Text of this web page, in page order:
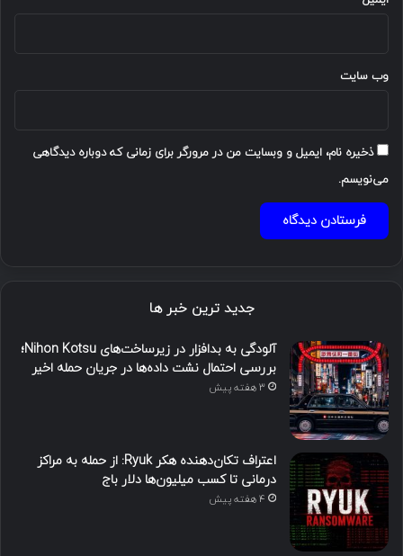
وب‌ سایت
ذخیره نام، ایمیل و وبسایت من در مرورگر برای زمانی که دوباره دیدگاهی
می‌نویسم.
جدید ترین خبر ها
آلودگی به بدافزار در زیرساخت‌های Nihon Kotsu؛
بررسی احتمال نشت داده‌ها در جریان حمله اخیر
3 هفته پیش
اعتراف تکان‌دهنده هکر Ryuk: از حمله به مراکز
درمانی تا کسب میلیون‌ها دلار باج
4 هفته پیش